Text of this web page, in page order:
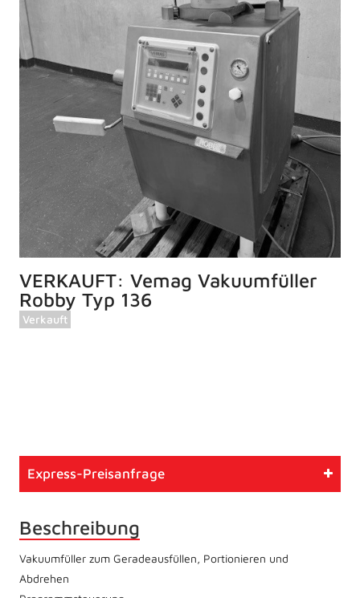
VERKAUFT: Vemag Vakuumfüller
Robby Typ 136
Verkauft
Zustand
Express-Preisanfrage
Beschreibung
Vakuumfüller zum Geradeausfüllen, Portionieren und
Abdrehen